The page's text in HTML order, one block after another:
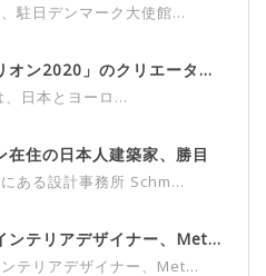
駐日デンマーク大使館...
オン2020」のクリエータ...
日本とヨーロ...
在住の日本人建築家、勝目
ある設計事務所 Schm...
ンテリアデザイナー、Met...
テリアデザイナー、Met...